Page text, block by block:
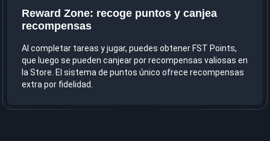
Reward Zone: recoge puntos y canjea
recompensas
Al completar tareas y jugar, puedes obtener FST Points,
que luego se pueden canjear por recompensas valiosas en
la Store. El sistema de puntos único ofrece recompensas
extra por fidelidad.